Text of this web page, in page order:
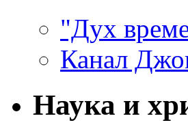
"Дух
Канал
Наука и